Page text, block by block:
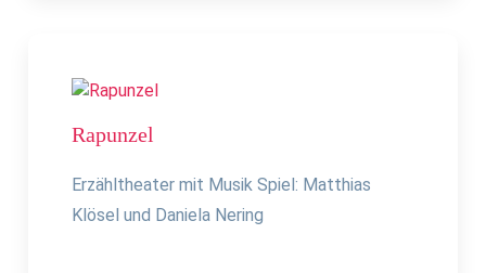
Rapunzel
Erzähltheater mit Musik Spiel: Matthias
Klösel und Daniela Nering